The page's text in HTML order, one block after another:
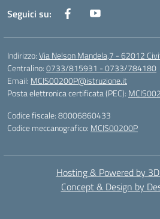
Seguici su:
Indirizzo:Via Nelson Mandela,7 - 62012
Centralino:0733/815931 - 0733/784180
Email: MCIS00200P@istruzione.it
Posta elettronica certificata (PEC):
Codice fiscale: 80006860433
Codice meccanografico: MCIS00200P
Hosting & Powered by
Concept & Design by